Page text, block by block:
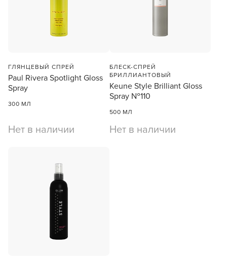
ГЛЯНЦЕВЫЙ СПРЕЙ
Paul Rivera Spotlight Gloss
Spray
300 МЛ
Нет в наличии
БЛЕСК-СПРЕЙ
БРИЛЛИАНТОВЫЙ
Keune Style Brilliant Gloss
Spray №110
500 МЛ
Нет в наличии